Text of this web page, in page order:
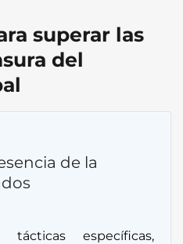
superar las
del
de la
específicas,